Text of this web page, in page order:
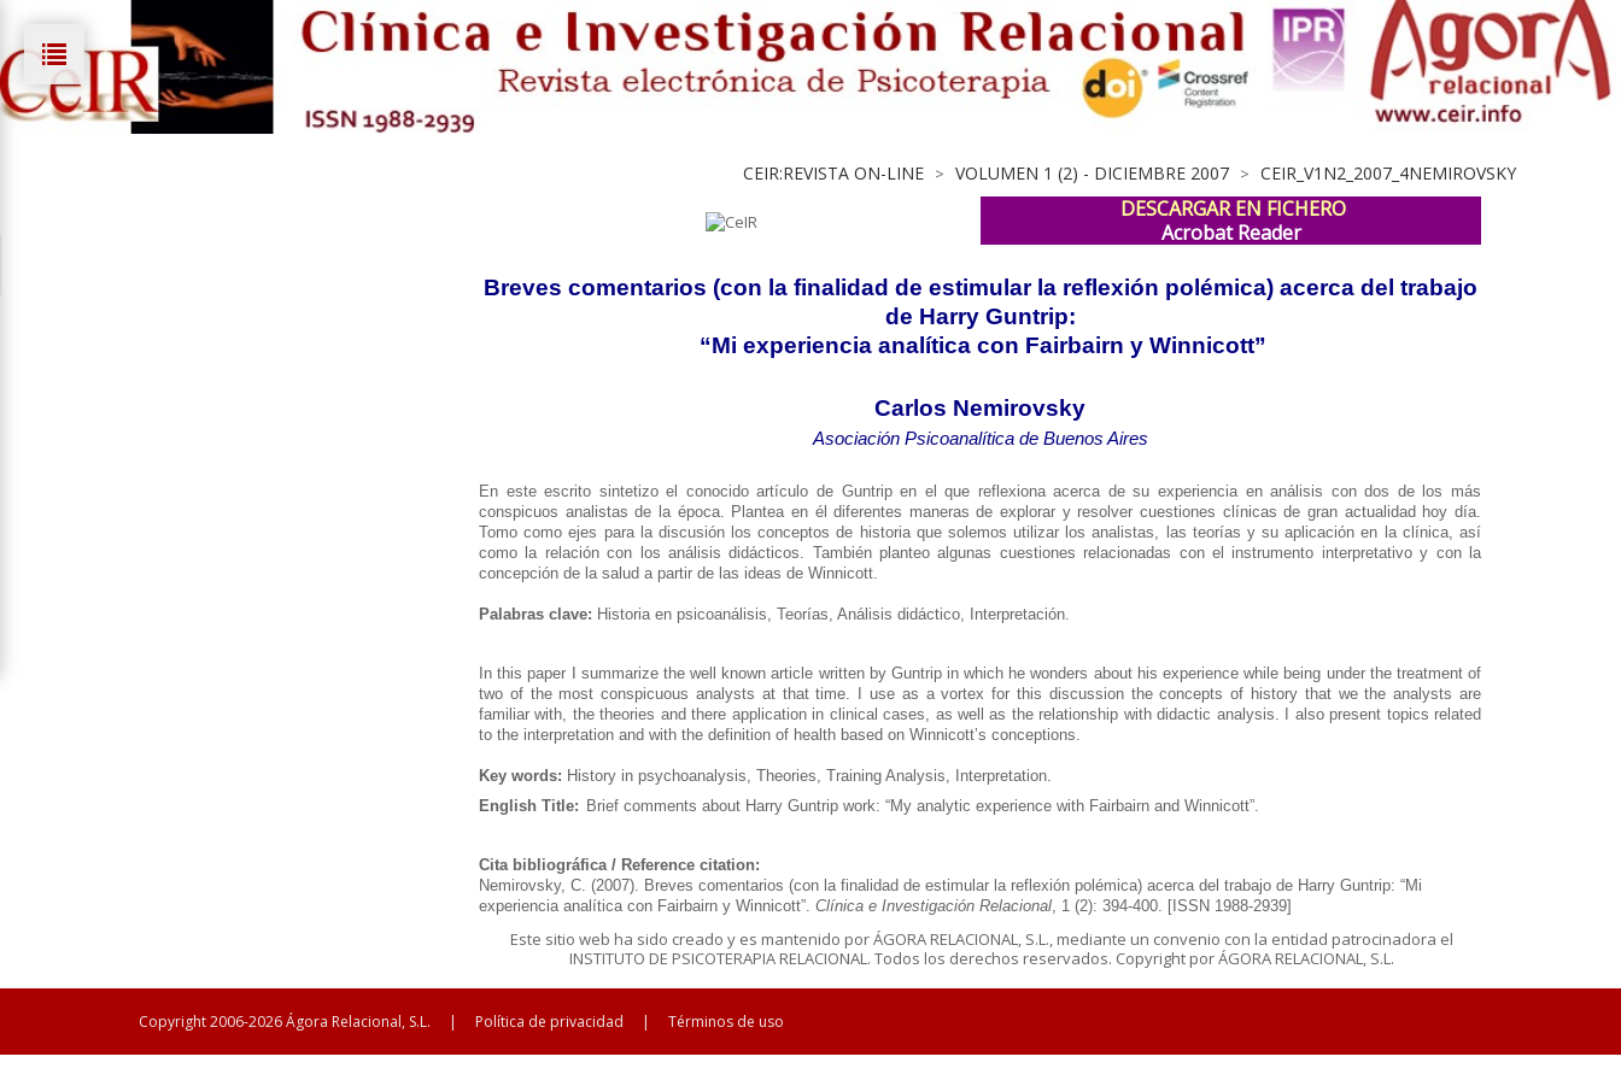
CEIR:REVISTA ON-LINE > VOLUMEN 1 (2) - DICIEMBRE 2007 > CEIR_V1N2_2007_4NEMIROVSKY
DESCARGAR EN FICHERO
Acrobat Reader
Breves comentarios (con la finalidad de estimular la reflexión polémica) acerca del trabajo
de Harry Guntrip:
“Mi experiencia analítica con Fairbairn y Winnicott”
Carlos Nemirovsky
Asociación Psicoanalítica de Buenos Aires
En este escrito sintetizo el conocido artículo de Guntrip en el que reflexiona acerca de su experiencia en análisis con dos de los más
conspicuos analistas de la época. Plantea en él diferentes maneras de explorar y resolver cuestiones clínicas de gran actualidad hoy día.
Tomo como ejes para la discusión los conceptos de historia que solemos utilizar los analistas, las teorías y su aplicación en la clínica, así
como la relación con los análisis didácticos. También planteo algunas cuestiones relacionadas con el instrumento interpretativo y con la
concepción de la salud a partir de las ideas de Winnicott.
Palabras clave: Historia en psicoanálisis, Teorías, Análisis didáctico, Interpretación.
In this paper I summarize the well known article written by Guntrip in which he wonders about his experience while being under the treatment of
two of the most conspicuous analysts at that time. I use as a vortex for this discussion the concepts of history that we the analysts are
familiar with, the theories and there application in clinical cases, as well as the relationship with didactic analysis. I also present topics related
to the interpretation and with the definition of health based on Winnicott’s conceptions.
Key words: History in psychoanalysis, Theories, Training Analysis, Interpretation.
English Title: Brief comments about Harry Guntrip work: “My analytic experience with Fairbairn and Winnicott”.
Cita bibliográfica / Reference citation:
Nemirovsky, C. (2007). Breves comentarios (con la finalidad de estimular la reflexión polémica) acerca del trabajo de Harry Guntrip: “Mi
experiencia analítica con Fairbairn y Winnicott”. Clínica e Investigación Relacional, 1 (2): 394-400. [ISSN 1988-2939]
Este sitio web ha sido creado y es mantenido por ÁGORA RELACIONAL, S.L., mediante un convenio con la entidad patrocinadora el
INSTITUTO DE PSICOTERAPIA RELACIONAL. Todos los derechos reservados. Copyright por ÁGORA RELACIONAL, S.L.
Copyright 2006-2026 Ágora Relacional, S.L. | Política de privacidad | Términos de uso